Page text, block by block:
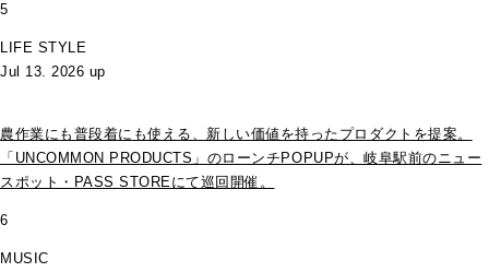
5
LIFE STYLE
Jul 13. 2026 up
農作業にも普段着にも使える、新しい価値を持ったプロダクトを提案。
「UNCOMMON PRODUCTS」のローンチPOPUPが、岐阜駅前のニュー
スポット・PASS STOREにて巡回開催。
6
MUSIC